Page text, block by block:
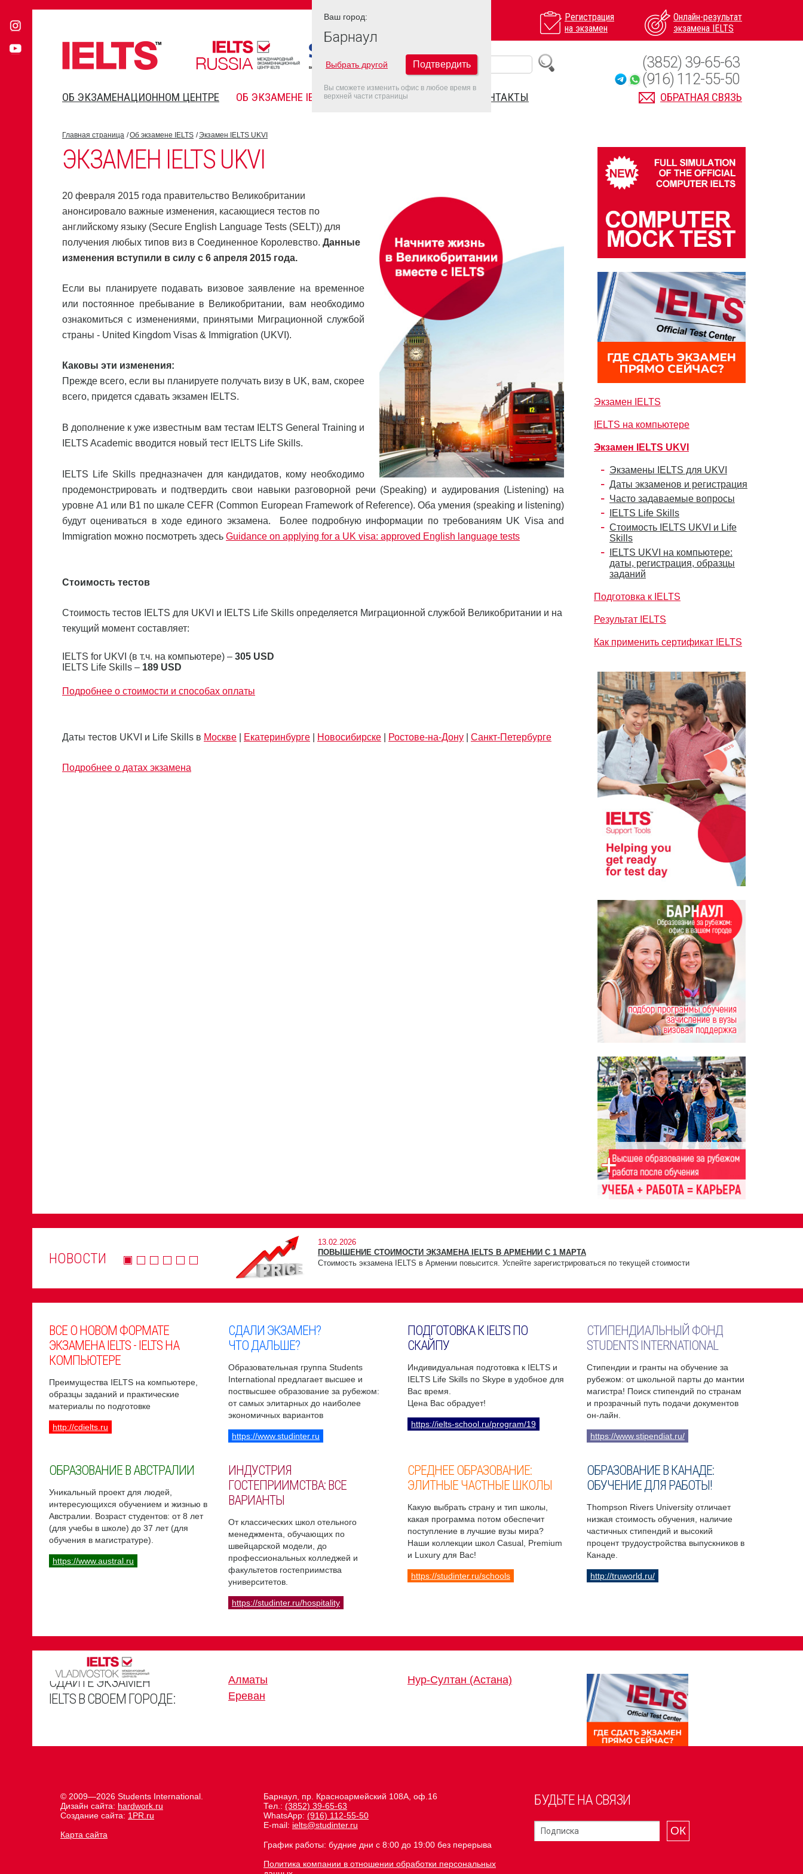
Регистрация
на экзамен
Онлайн-результат
экзамена IELTS
ОБ ЭКЗАМЕНАЦИОННОМ ЦЕНТРЕ ОБ ЭКЗАМЕНЕ IELTS FAQ ДАТЫ IELTS 2022 КОНТАКТЫ ОБРАТНАЯ СВЯЗЬ
(3852) 39-65-63
(916) 112-55-50
Главная страница Об экзамене IELTS Экзамен IELTS UKVI
ЭКЗАМЕН IELTS UKVI
20 февраля 2015 года правительство Великобритании
анонсировало важные изменения, касающиеся тестов по
английскому языку (Secure English Language Tests (SELT)) для
получения любых типов виз в Соединенное Королевство. Данные
изменения вступили в силу с 6 апреля 2015 года.
Если вы планируете подавать визовое заявление на временное
или постоянное пребывание в Великобритании, вам необходимо
ознакомиться с изменениями, принятыми Миграционной службой
страны - United Kingdom Visas & Immigration (UKVI).
Каковы эти изменения:
Прежде всего, если вы планируете получать визу в UK, вам, скорее
всего, придется сдавать экзамен IELTS.
В дополнение к уже известным вам тестам IELTS General Training и
IELTS Academic вводится новый тест IELTS Life Skills.
IELTS Life Skills предназначен для кандидатов, кому необходимо
продемонстрировать и подтвердить свои навыки разговорной речи (Speaking) и аудирования (Listening) на
уровне А1 или В1 по шкале CEFR (Common European Framework of Reference). Оба умения (speaking и listening)
будут оцениваться в ходе единого экзамена. Более подробную информации по требованиям UK Visa and
Immigration можно посмотреть здесь Guidance on applying for a UK visa: approved English language tests
Стоимость тестов
Стоимость тестов IELTS для UKVI и IELTS Life Skills определяется Миграционной службой Великобритании и на
текущий момент составляет:
IELTS for UKVI (в т.ч. на компьютере) – 305 USD
IELTS Life Skills – 189 USD
Подробнее о стоимости и способах оплаты
Даты тестов UKVI и Life Skills в Москве Екатеринбурге Новосибирске Ростове-на-Дону Санкт-Петербурге
Подробнее о датах экзамена
Экзамен IELTS
IELTS на компьютере
Экзамен IELTS UKVI
Экзамены IELTS для UKVI
Даты экзаменов и регистрация
Часто задаваемые вопросы
IELTS Life Skills
Стоимость IELTS UKVI и Life
Skills
IELTS UKVI на компьютере:
даты, регистрация, образцы
заданий
Подготовка к IELTS
Результат IELTS
Как применить сертификат IELTS
НОВОСТИ
13.02.2026
ПОВЫШЕНИЕ СТОИМОСТИ ЭКЗАМЕНА IELTS В АРМЕНИИ С 1 МАРТА
Стоимость экзамена IELTS в Армении повысится. Успейте зарегистрироваться по текущей стоимости
ВСЕ О НОВОМ ФОРМАТЕ
ЭКЗАМЕНА IELTS - IELTS НА
КОМПЬЮТЕРЕ
Преимущества IELTS на компьютере,
образцы заданий и практические
материалы по подготовке
http://cdielts.ru
СДАЛИ ЭКЗАМЕН?
ЧТО ДАЛЬШЕ?
Образовательная группа Students
International предлагает высшее и
поствысшее образование за рубежом:
от самых элитарных до наиболее
экономичных вариантов
https://www.studinter.ru
ПОДГОТОВКА К IELTS ПО
СКАЙПУ
Индивидуальная подготовка к IELTS и
IELTS Life Skills по Skype в удобное для
Вас время.
Цена Вас обрадует!
https://ielts-school.ru/program/19
СТИПЕНДИАЛЬНЫЙ ФОНД
STUDENTS INTERNATIONAL
Стипендии и гранты на обучение за
рубежом: от школьной парты до мантии
магистра! Поиск стипендий по странам
и прозрачный путь подачи документов
он-лайн.
https://www.stipendiat.ru/
ОБРАЗОВАНИЕ В АВСТРАЛИИ
Уникальный проект для людей,
интересующихся обучением и жизнью в
Австралии. Возраст студентов: от 8 лет
(для учебы в школе) до 37 лет (для
обучения в магистратуре).
https://www.austral.ru
ИНДУСТРИЯ
ГОСТЕПРИИМСТВА: ВСЕ
ВАРИАНТЫ
От классических школ отельного
менеджмента, обучающих по
швейцарской модели, до
профессиональных колледжей и
факультетов гостеприимства
университетов.
https://studinter.ru/hospitality
СРЕДНЕЕ ОБРАЗОВАНИЕ:
ЭЛИТНЫЕ ЧАСТНЫЕ ШКОЛЫ
Какую выбрать страну и тип школы,
какая программа потом обеспечит
поступление в лучшие вузы мира?
Наши коллекции школ Casual, Premium
и Luxury для Вас!
https://studinter.ru/schools
ОБРАЗОВАНИЕ В КАНАДЕ:
ОБУЧЕНИЕ ДЛЯ РАБОТЫ!
Thompson Rivers University отличает
низкая стоимость обучения, наличие
частичных стипендий и высокий
процент трудоустройства выпускников в
Канаде.
http://truworld.ru/
СДАЙТЕ ЭКЗАМЕН
IELTS В СВОЕМ ГОРОДЕ:
Алматы
Ереван
Нур-Султан (Астана)
БУДЬТЕ НА СВЯЗИ
ОК
Барнаул, пр. Красноармейский 108А, оф.16
Тел.: (3852) 39-65-63
WhatsApp: (916) 112-55-50
E-mail: ielts@studinter.ru
График работы: будние дни с 8:00 до 19:00 без перерыва
Политика компании в отношении обработки персональных
© 2009—2026 Students International.
Дизайн сайта: hardwork.ru
Создание сайта: 1PR.ru
Карта сайта
Ваш город:
Барнаул
Выбрать другой Подтвердить
Вы сможете изменить офис в любое время в
верхней части страницы